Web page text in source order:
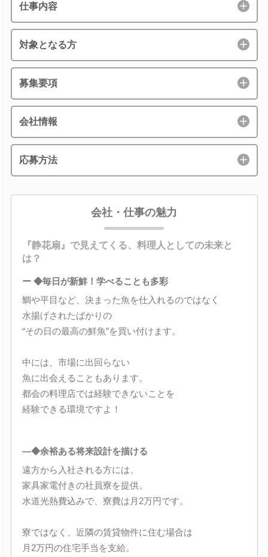
仕事内容
対象となる方
募集要項
会社情報
応募方法
会社・仕事の魅力
『静花扇』で見えてくる、料理人としての未来と
は？
ー ◆毎日が新鮮！学べることも多彩
鯛や平目など、決まった魚を仕入れるのではなく
水揚げされたばかりの
“その日の最高の鮮魚”を買い付けます。
中には、市場に出回らない
魚に出会えることもあります。
都会の料理店では経験できないことを
経験できる環境ですよ！
―◆余裕ある将来設計を描ける
遠方から入社される方には、
家具家電付きの社員寮を提供。
水道光熱費込みで、寮費は月2万円です。
寮ではなく、近隣の賃貸物件に住む場合は
月2万円の住宅手当を支給。